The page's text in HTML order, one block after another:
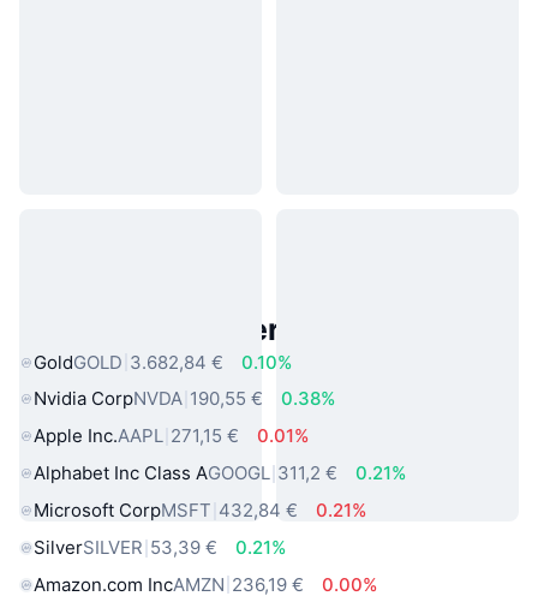
Beliebte reale Vermögenswerte
GoldGOLD 3.682,84 €
0.10%
Nvidia CorpNVDA 190,55 €
0.38%
Apple Inc.AAPL 271,15 €
0.01%
Alphabet Inc Class AGOOGL 311,2 €
0.21%
Microsoft CorpMSFT 432,84 €
0.21%
SilverSILVER 53,39 €
0.21%
Amazon.com IncAMZN 236,19 €
0.00%